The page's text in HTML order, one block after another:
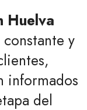
Huelva
y
informados
del